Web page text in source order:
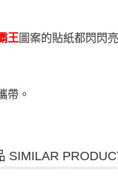
王 圖案的貼紙都閃閃
帶。
SIMILAR